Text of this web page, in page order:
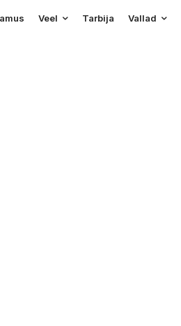
Veel Tarbija Vallad